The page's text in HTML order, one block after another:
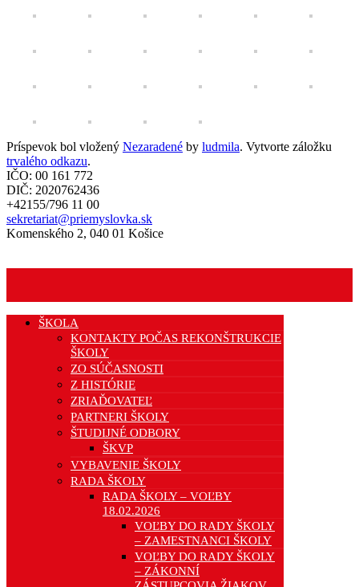
Príspevok bol vložený Nezaradené by ludmila. Vytvorte záložku
trvalého odkazu.
IČO: 00 161 772
DIČ: 2020762436
+42155/796 11 00
sekretariat@priemyslovka.sk
Komenského 2, 040 01 Košice
ŠKOLA
KONTAKTY POČAS REKONŠTRUKCIE
ŠKOLY
ZO SÚČASNOSTI
Z HISTÓRIE
ZRIAĎOVATEĽ
PARTNERI ŠKOLY
ŠTUDIJNÉ ODBORY
ŠKVP
VYBAVENIE ŠKOLY
RADA ŠKOLY
RADA ŠKOLY – VOĽBY
18.02.2026
VOĽBY DO RADY ŠKOLY
– ZAMESTNANCI ŠKOLY
VOĽBY DO RADY ŠKOLY
– ZÁKONNÍ